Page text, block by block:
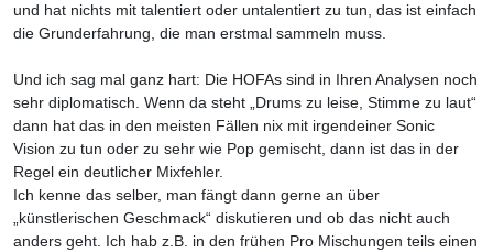
und hat nichts mit talentiert oder untalentiert zu tun, das ist einfach
die Grunderfahrung, die man erstmal sammeln muss.
Und ich sag mal ganz hart: Die HOFAs sind in Ihren Analysen noch
sehr diplomatisch. Wenn da steht „Drums zu leise, Stimme zu laut“
dann hat das in den meisten Fällen nix mit irgendeiner Sonic
Vision zu tun oder zu sehr wie Pop gemischt, dann ist das in der
Regel ein deutlicher Mixfehler.
Ich kenne das selber, man fängt dann gerne an über
„künstlerischen Geschmack“ diskutieren und ob das nicht auch
anders geht. Ich hab z.B. in den frühen Pro Mischungen teils einen